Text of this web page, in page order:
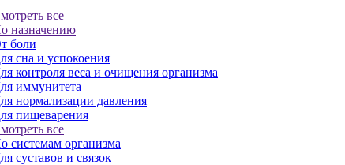
все
назначению
боли
сна и успокоения
контроля веса и очищения организма
иммунитета
нормализации давления
пищеварения
все
системам организма
суставов и связок